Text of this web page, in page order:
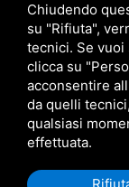
A.T.S. S.r.l. Via
(BO) Italy | P.Iva
Chiudendo
su "Rifiuta",
tecnici. Se vuoi
clicca su
acconsentire
da quelli
qualsiasi
effettuata.